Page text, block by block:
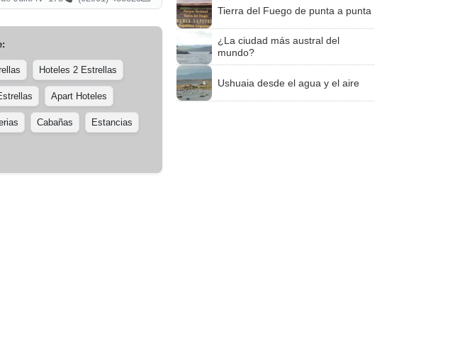
Hoteles 2 Estrellas
Apart Hoteles
Cabañas Estancias
Tierra del Fuego de punta a punta
¿La ciudad más austral del
mundo?
Ushuaia desde el agua y el aire